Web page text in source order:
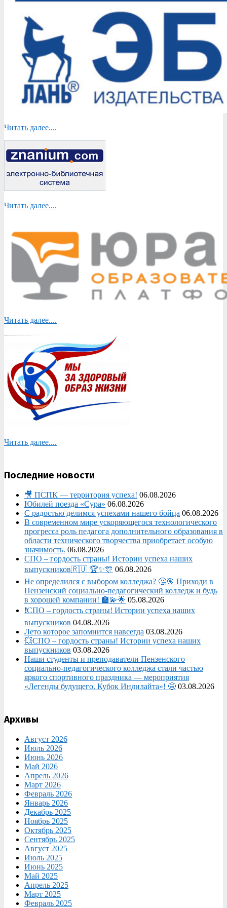
Читать далее....
Читать далее....
Читать далее....
Читать далее....
Последние новости
🎥 ПСПК — территория успеха! 06.08.2026
Юбилей поезда «Сура» 06.08.2026
С радостью делимся успехами нашего бойца 06.08.2026
В современном мире ускоряющегося технологического
прогресса роль педагога дополнительного образования в
области технического творчества приобретает особую
значимость. 06.08.2026
СПО – гордость страны! Истории успеха наших
выпускников🇷🇺 🏆✨🎊 06.08.2026
Не определился с выбором колледжа? 🤔🎯 Приходи в
Пензенский социально-педагогический колледж и будь
в хорошей компании! 🏫💫🌟 05.08.2026
❗СПО – гордость страны! Истории успеха наших
выпускников 04.08.2026
Лето которое запомнится навсегда 03.08.2026
💥СПО – гордость страны! Истории успеха наших
выпускников 03.08.2026
Наши студенты и преподаватели Пензенского
социально‑педагогического колледжа стали частью
яркого спортивного праздника — мероприятия
«Легенды будущего. Кубок Индилайта»! 🤩 03.08.2026
Архивы
Август 2026
Июль 2026
Июнь 2026
Май 2026
Апрель 2026
Март 2026
Февраль 2026
Январь 2026
Декабрь 2025
Ноябрь 2025
Октябрь 2025
Сентябрь 2025
Август 2025
Июль 2025
Июнь 2025
Май 2025
Апрель 2025
Март 2025
Февраль 2025